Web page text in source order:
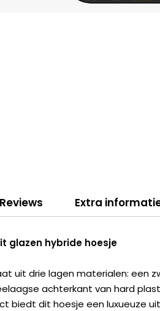
Reviews Extra
glazen hybride hoesje
uit drie lagen materialen: een
achterkant van hard
biedt dit hoesje een luxueuze